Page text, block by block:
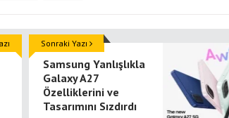
Samsung Yanlışlıkla
Galaxy A27
Özelliklerini ve
Tasarımını Sızdırdı
Sonraki Yazı